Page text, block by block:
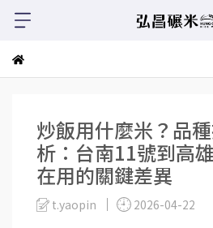
炒飯用什麼米？品
析：台南11號到高
在用的關鍵差異
t.yaopin 2026-04-22